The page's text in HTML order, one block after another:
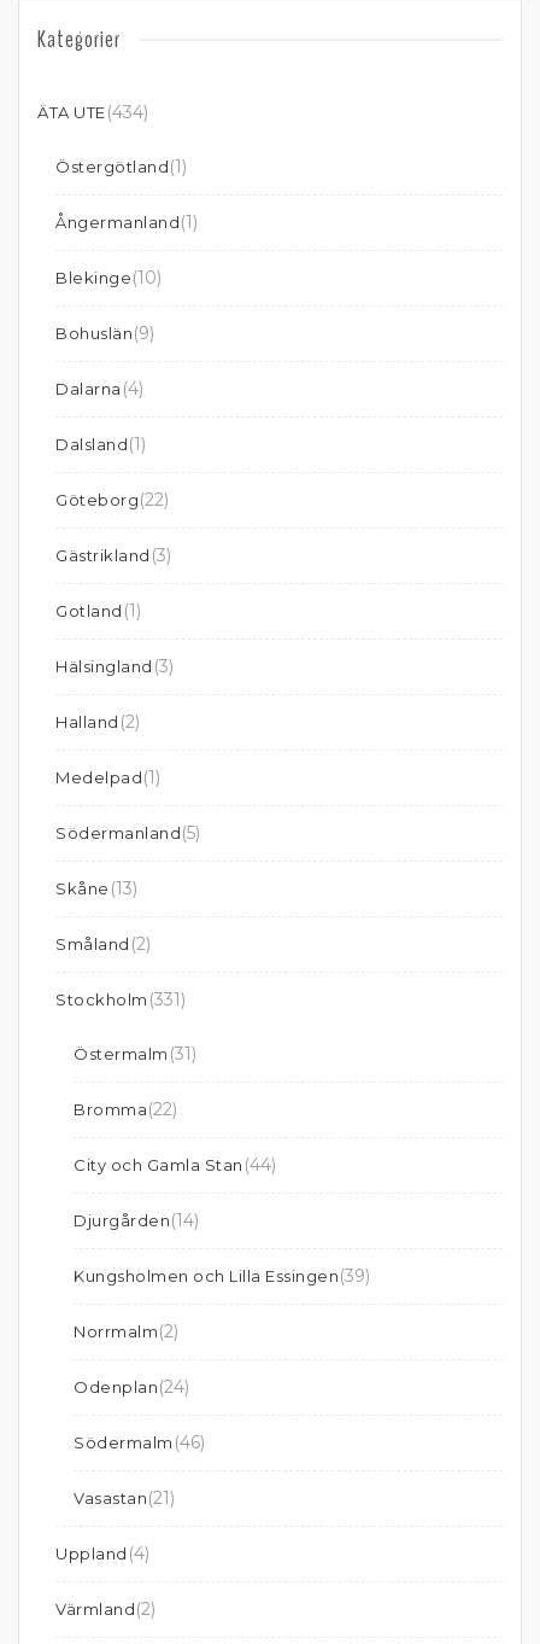
Kategorier
ÄTA UTE(434)
Östergötland(1)
Ångermanland(1)
Blekinge(10)
Bohuslän(9)
Dalarna (4)
Dalsland(1)
Göteborg(22)
Gästrikland (3)
Gotland (1)
Hälsingland (3)
Halland (2)
Medelpad(1)
Södermanland(5)
Skåne (13)
Småland (2)
Stockholm (331)
Östermalm (31)
Bromma(22)
City och Gamla Stan (44)
Djurgården(14)
Kungsholmen och Lilla Essingen(39)
Norrmalm(2)
Odenplan(24)
Södermalm (46)
Vasastan(21)
Uppland (4)
Värmland(2)